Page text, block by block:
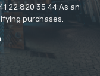
22 820 35 44 As an
purchases.